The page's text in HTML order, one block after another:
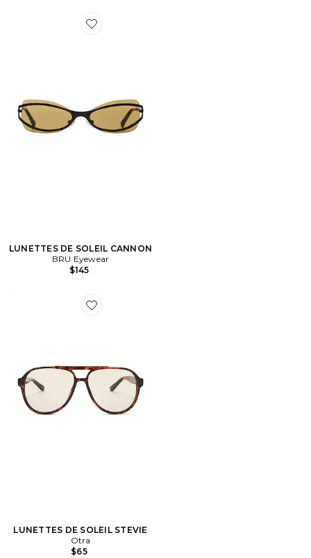
Favorite LUNETTES DE SOLEIL CANNON
LUNETTES DE SOLEIL CANNON
BRU Eyewear
$145
Favorite LUNETTES DE SOLEIL STEVIE
LUNETTES DE SOLEIL STEVIE
Otra
$65